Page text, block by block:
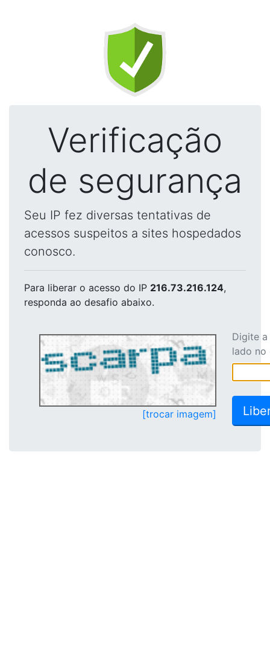
Verificação
de segurança
Seu IP fez diversas tentativas de
acessos suspeitos a sites hospedados
conosco.
Para liberar o acesso do IP 216.73.216.124,
responda ao desafio abaixo.
[trocar imagem]
Digite
lado no